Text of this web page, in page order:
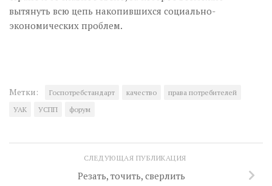
вытянуть всю цепь накопившихся социально-
экономических проблем.
Метки: Госпотребстандарт качество
права потребителей
УАК
УСПП форум
СЛЕДУЮЩАЯ ПУБЛИКАЦИЯ
Резать, точить, сверлить